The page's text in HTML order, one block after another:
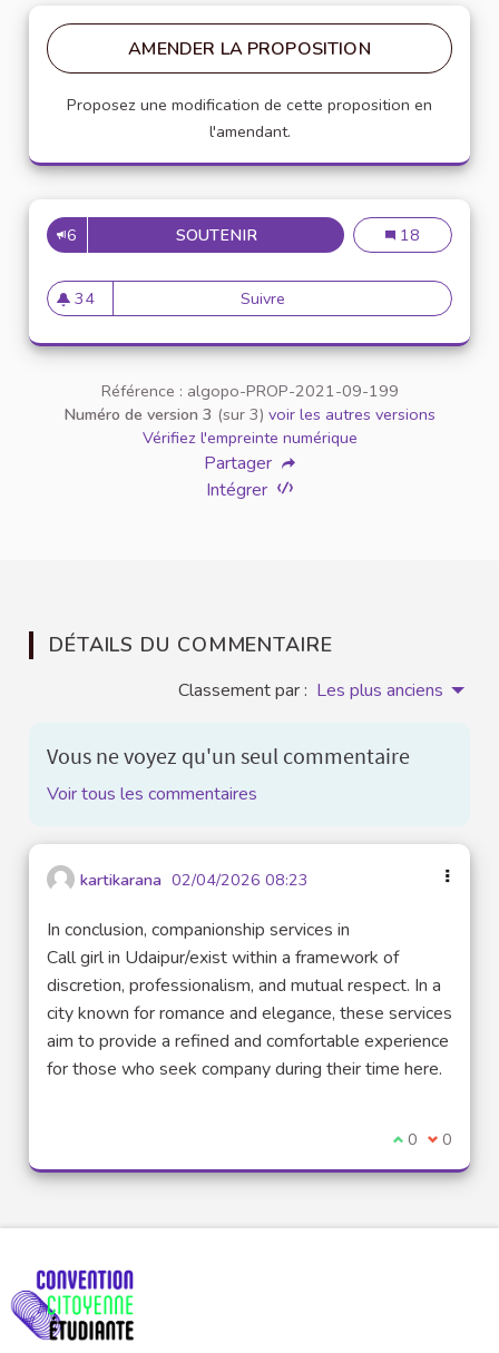
AMENDER LA PROPOSITION
Proposez une modification de cette proposition en
l'amendant.
6 SOUTENIRDES CUEILLETTESDes cueillettes
18
34
34 abonnés
Suivre Des cueillettes
Référence : algopo-PROP-2021-09-199
Numéro de version 3 (sur 3) voir les autres versions
Vérifiez l'empreinte numérique
Partager
Intégrer
DÉTAILS DU COMMENTAIRE
Classement par : Les plus anciens
Vous ne voyez qu'un seul commentaire
Voir tous les commentaires
kartikarana 02/04/2026 08:23
In conclusion, companionship services in
Call girl in Udaipur/exist within a framework of
discretion, professionalism, and mutual respect. In a
city known for romance and elegance, these services
aim to provide a refined and comfortable experience
for those who seek company during their time here.
Je suis
0 Je ne
0